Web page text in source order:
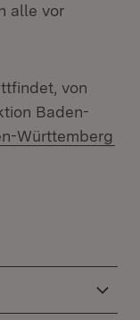
alle vor
von
Baden-
Württemberg